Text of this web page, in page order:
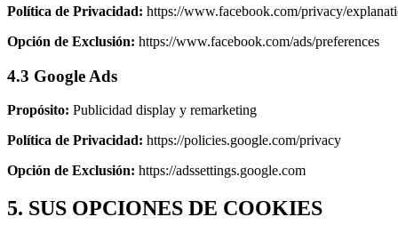
Política de Privacidad: https://www.facebook.com/privacy/
Opción de Exclusión: https://www.facebook.com/ads/preferences
4.3 Google Ads
Propósito: Publicidad display y remarketing
Política de Privacidad: https://policies.google.com/privacy
Opción de Exclusión: https://adssettings.google.com
5. SUS OPCIONES DE COOKIES